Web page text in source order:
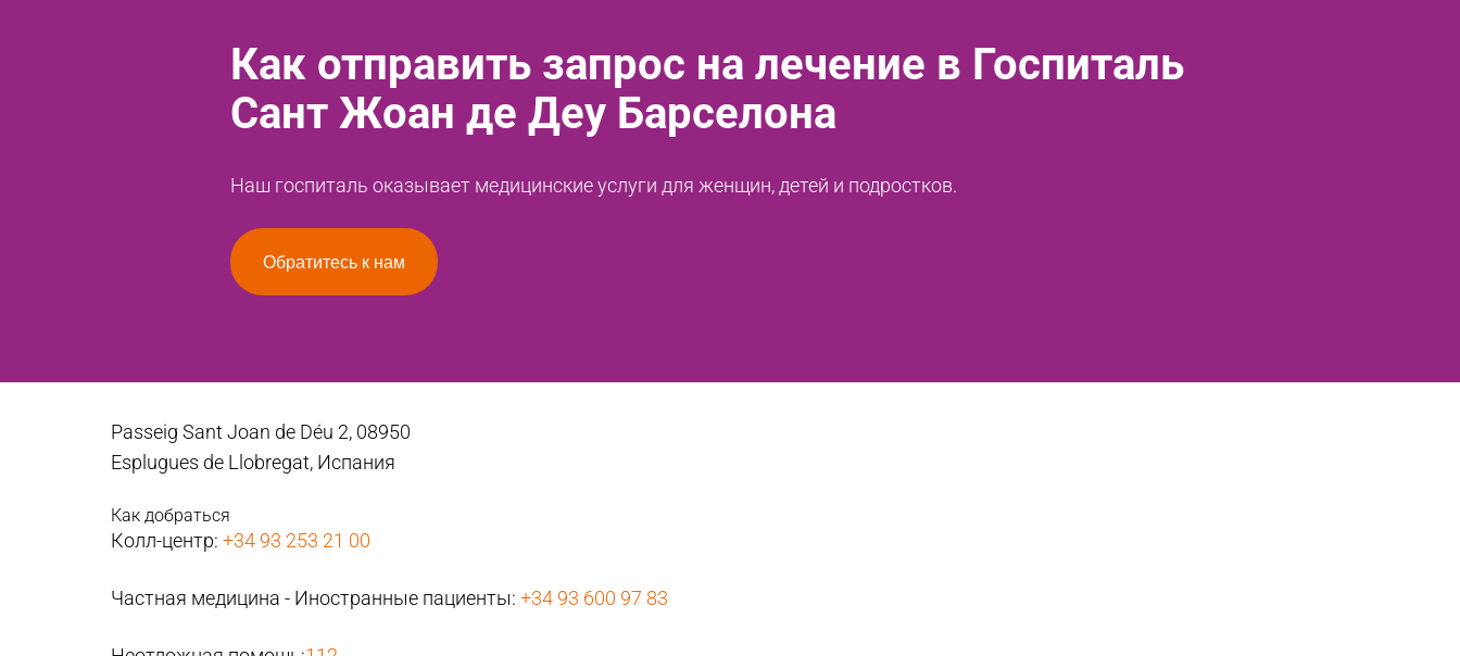
Как отправить запрос на лечение в Госпиталь
Сант Жоан де Деу Барселона
Наш госпиталь оказывает медицинские услуги для женщин, детей и подростков.
Обратитесь к нам
Passeig Sant Joan de Déu 2, 08950
Esplugues de Llobregat, Испания
Как добраться
Колл-центр: +34 93 253 21 00
Частная медицина - Иностранные пациенты: +34 93 600 97 83